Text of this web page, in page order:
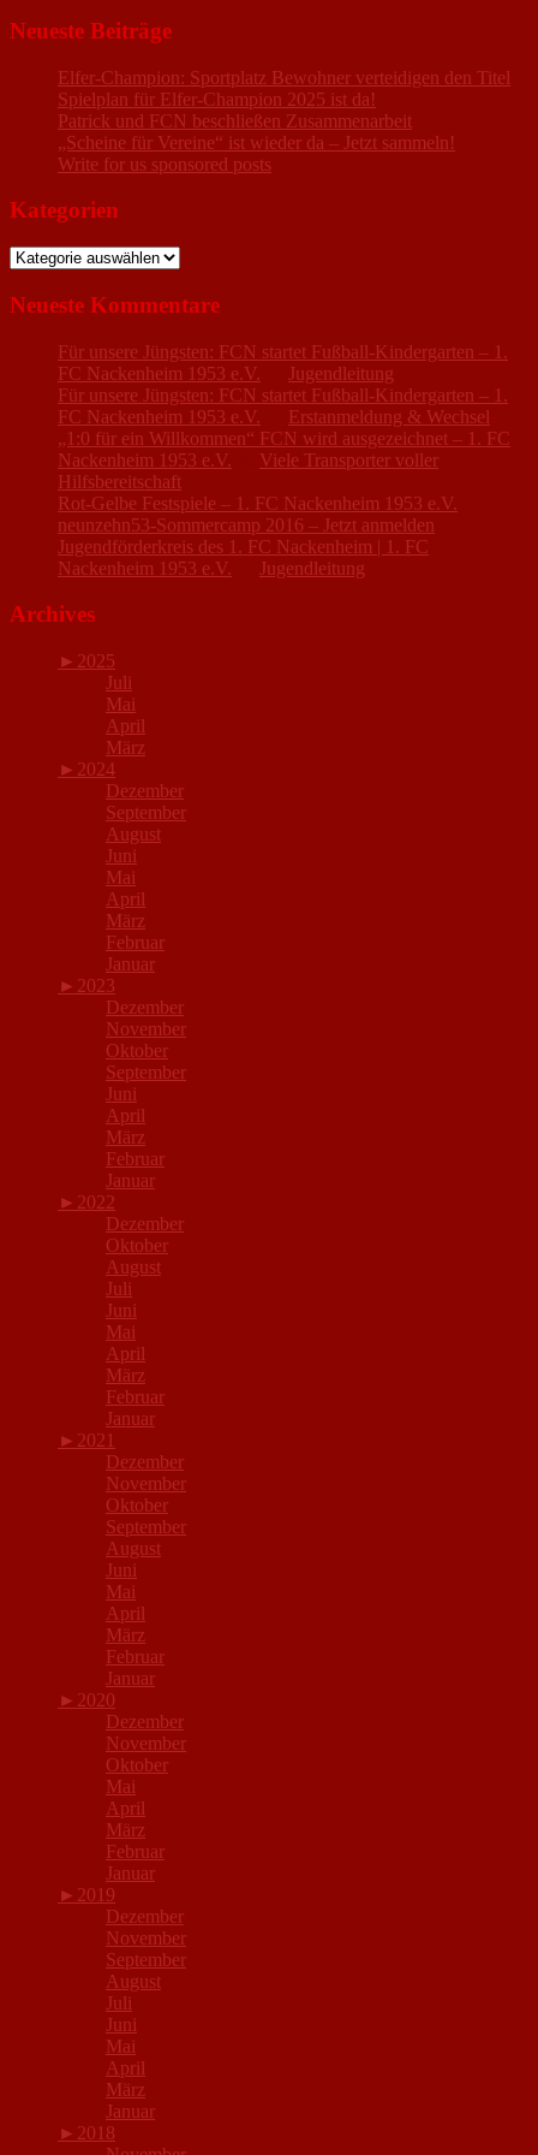
Neueste Beiträge
Elfer-Champion: Sportplatz Bewohner verteidigen den Titel
Spielplan für Elfer-Champion 2025 ist da!
Patrick und FCN beschließen Zusammenarbeit
„Scheine für Vereine“ ist wieder da – Jetzt sammeln!
Write for us sponsored posts
Kategorien
Kategorien
Neueste Kommentare
Für unsere Jüngsten: FCN startet Fußball-Kindergarten – 1.
FC Nackenheim 1953 e.V.
Jugendleitung
Für unsere Jüngsten: FCN startet Fußball-Kindergarten – 1.
FC Nackenheim 1953 e.V.
Erstanmeldung & Wechsel
„1:0 für ein Willkommen“ FCN wird ausgezeichnet – 1. FC
Nackenheim 1953 e.V.
Viele Transporter voller
Hilfsbereitschaft
Rot-Gelbe Festspiele – 1. FC Nackenheim 1953 e.V.
neunzehn53-Sommercamp 2016 – Jetzt anmelden
Jugendförderkreis des 1. FC Nackenheim | 1. FC
Nackenheim 1953 e.V.
Jugendleitung
Archives
► 2025
Juli
Mai
April
März
► 2024
Dezember
September
August
Juni
Mai
April
März
Februar
Januar
► 2023
Dezember
November
Oktober
September
Juni
April
März
Februar
Januar
► 2022
Dezember
Oktober
August
Juli
Juni
Mai
April
März
Februar
Januar
► 2021
Dezember
November
Oktober
September
August
Juni
Mai
April
März
Februar
Januar
► 2020
Dezember
November
Oktober
Mai
April
März
Februar
Januar
► 2019
Dezember
November
September
August
Juli
Juni
Mai
April
März
Januar
► 2018